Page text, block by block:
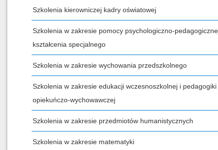
Szkolenia kierowniczej kadry oświatowej
Szkolenia w zakresie pomocy psychologiczno-
kształcenia specjalnego
Szkolenia w zakresie wychowania przedszkolnego
Szkolenia w zakresie edukacji wczesnoszkolnej i pedagogiki
opiekuńczo-wychowawczej
Szkolenia w zakresie przedmiotów humanistycznych
Szkolenia w zakresie matematyki